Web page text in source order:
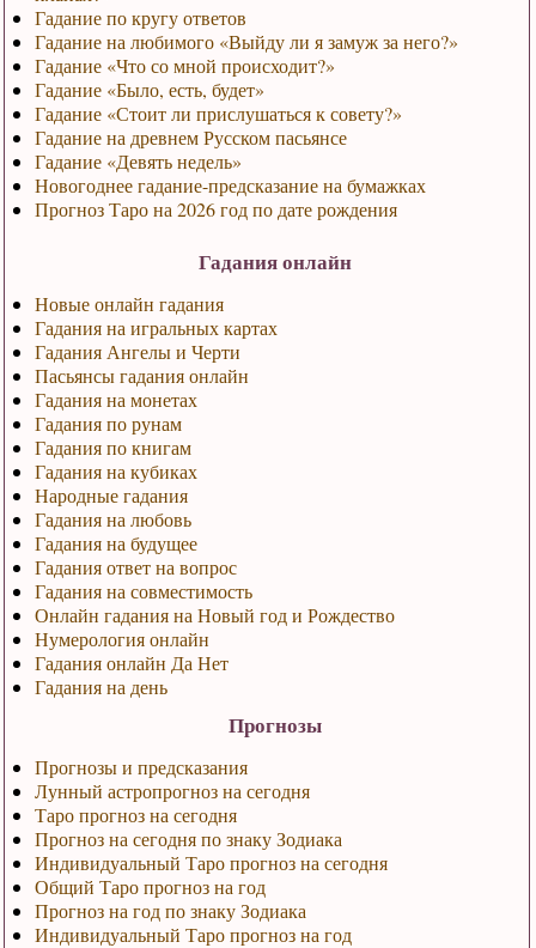
Гадание по кругу ответов
Гадание на любимого «Выйду ли я замуж за него?»
Гадание «Что со мной происходит?»
Гадание «Было, есть, будет»
Гадание «Стоит ли прислушаться к совету?»
Гадание на древнем Русском пасьянсе
Гадание «Девять недель»
Новогоднее гадание-предсказание на бумажках
Прогноз Таро на 2026 год по дате рождения
Гадания онлайн
Новые онлайн гадания
Гадания на игральных картах
Гадания Ангелы и Черти
Пасьянсы гадания онлайн
Гадания на монетах
Гадания по рунам
Гадания по книгам
Гадания на кубиках
Народные гадания
Гадания на любовь
Гадания на будущее
Гадания ответ на вопрос
Гадания на совместимость
Онлайн гадания на Новый год и Рождество
Нумерология онлайн
Гадания онлайн Да Нет
Гадания на день
Прогнозы
Прогнозы и предсказания
Лунный астропрогноз на сегодня
Таро прогноз на сегодня
Прогноз на сегодня по знаку Зодиака
Индивидуальный Таро прогноз на сегодня
Общий Таро прогноз на год
Прогноз на год по знаку Зодиака
Индивидуальный Таро прогноз на год